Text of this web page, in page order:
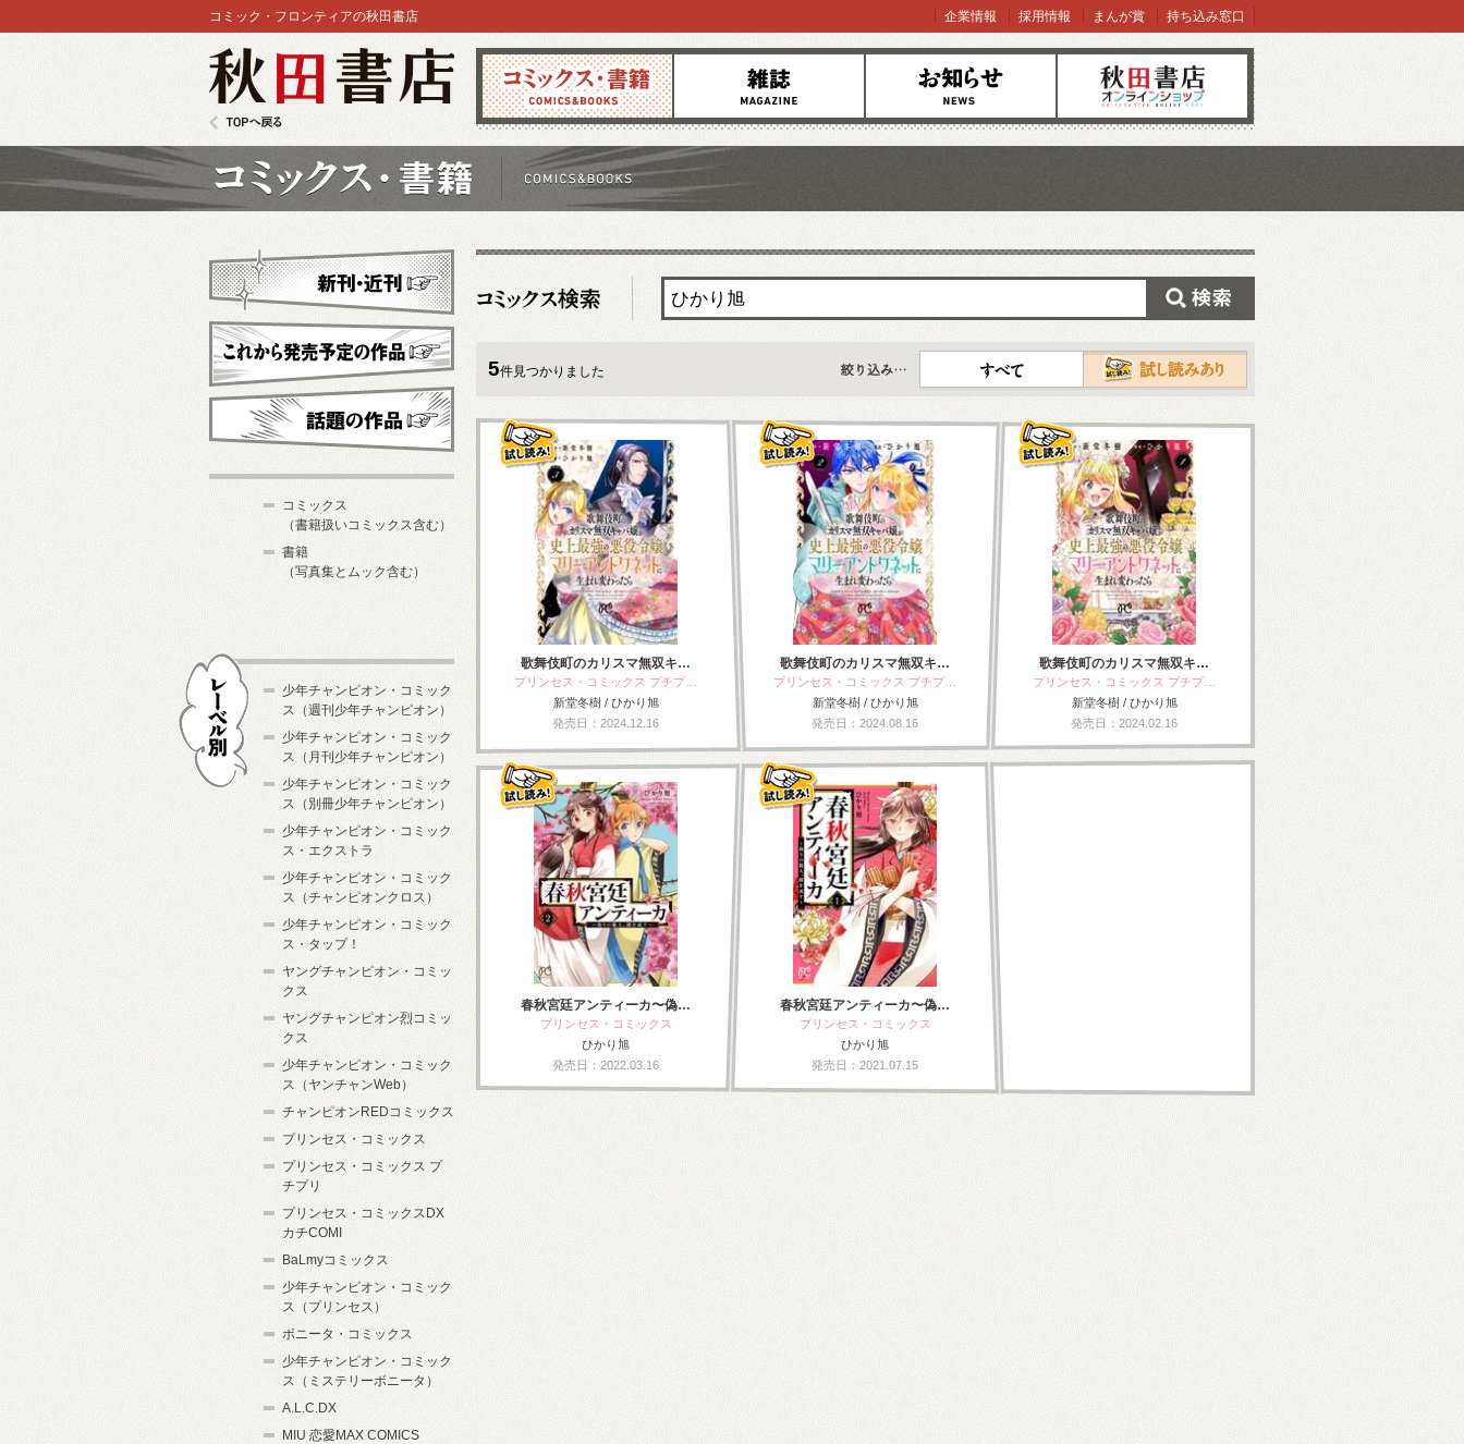
コミックス 雑誌 お知らせ オンラインショップ
コミック・フロンティアの秋田書店 企業情報 採用情報 まんが賞 持ち込み窓口
5件見つかりました
すべて
歌舞伎町のカリスマ無双キ…
プリンセス・コミックス プチプ…
新堂冬樹 / ひかり旭
発売日：2024.12.16
歌舞伎町のカリスマ無双キ…
プリンセス・コミックス プチプ…
新堂冬樹 / ひかり旭
発売日：2024.08.16
歌舞伎町のカリスマ無双キ…
プリンセス・コミックス プチプ…
新堂冬樹 / ひかり旭
発売日：2024.02.16
春秋宮廷アンティーカ〜偽…
プリンセス・コミックス
ひかり旭
発売日：2022.03.16
春秋宮廷アンティーカ〜偽…
プリンセス・コミックス
ひかり旭
発売日：2021.07.15
新刊・近刊
これから発売予定
コミックス
（書籍扱いコミックス含む）
書籍
（写真集とムック含む）
少年チャンピオン・コミック
ス（週刊少年チャンピオン）
少年チャンピオン・コミック
ス（月刊少年チャンピオン）
少年チャンピオン・コミック
ス（別冊少年チャンピオン）
少年チャンピオン・コミック
ス・エクストラ
少年チャンピオン・コミック
ス（チャンピオンクロス）
少年チャンピオン・コミック
ス・タップ！
ヤングチャンピオン・コミッ
クス
ヤングチャンピオン烈コミッ
クス
少年チャンピオン・コミック
ス（ヤンチャンWeb）
チャンピオンREDコミックス
プリンセス・コミックス
プリンセス・コミックス プ
チプリ
プリンセス・コミックスDX
カチCOMI
BaLmyコミックス
少年チャンピオン・コミック
ス（プリンセス）
ボニータ・コミックス
少年チャンピオン・コミック
ス（ミステリーボニータ）
A.L.C.DX
MIU 恋愛MAX COMICS